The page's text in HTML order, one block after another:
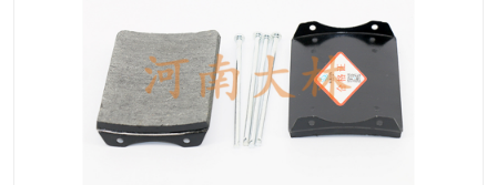
泥浆泵空气包胶囊 气动元件
DY隔膜式离合器 CB离合器
KB离合器 实芯轮胎